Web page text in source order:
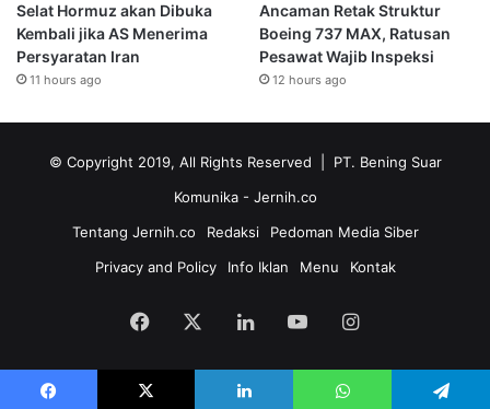
Selat Hormuz akan Dibuka
Kembali jika AS Menerima
Persyaratan Iran
11 hours ago
Ancaman Retak Struktur
Boeing 737 MAX, Ratusan
Pesawat Wajib Inspeksi
12 hours ago
© Copyright 2019, All Rights Reserved | PT. Bening Suar
Komunika - Jernih.co
Tentang Jernih.co
Redaksi
Pedoman Media Siber
Privacy and Policy
Info Iklan Menu Kontak
Facebook LinkedInYouTubeInstagram